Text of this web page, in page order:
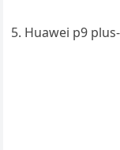
5. Huawei p9 plus-